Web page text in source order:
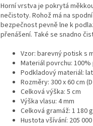
Horní vrstva je pokrytá
nečistoty. Rohož má na
bezpečnost pevně lne k
přenášení. Také se snadno
Vzor: barevný potisk s
Materiál povrchu:
Podkladový materiál:
Rozměry: 300 x 60 cm
Celková výška: 5 cm
Výška vlasu: 4 mm
Celková gramáž: 1 180
Hustota všívání: 205